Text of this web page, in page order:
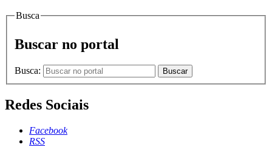
Busca
Buscar no portal
Busca: Buscar
Redes Sociais
Facebook
RSS